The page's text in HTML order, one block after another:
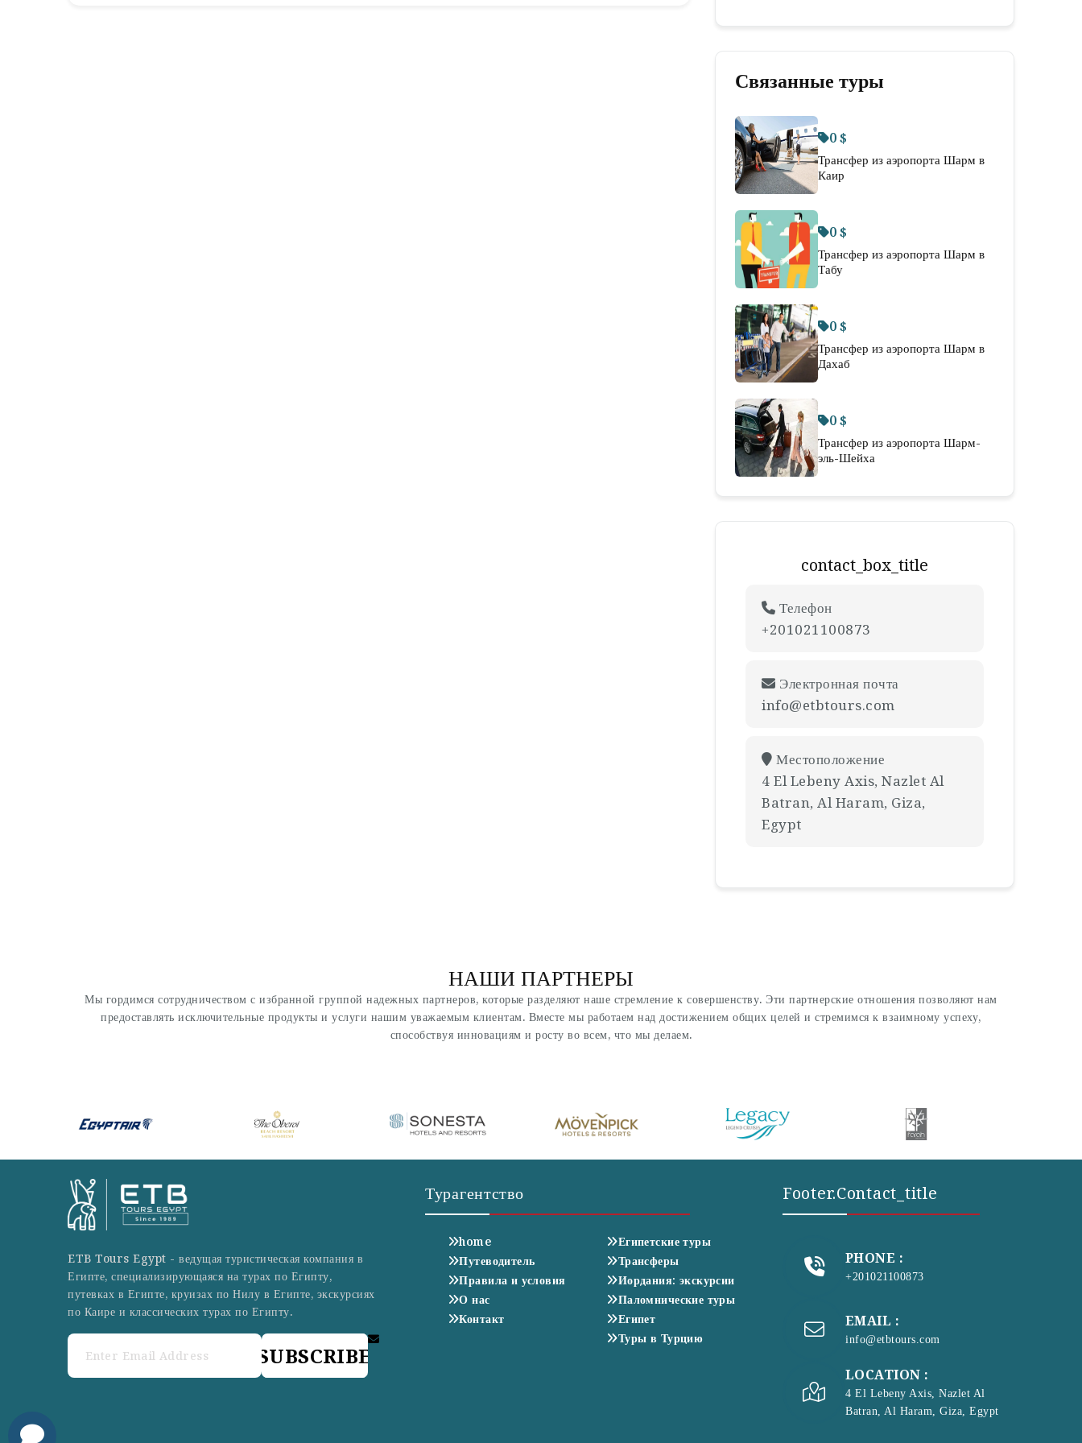
Связанные туры
0 $
Трансфер из аэропорта Шарм в
Каир
0 $
Трансфер из аэропорта Шарм в
Табу
0 $
Трансфер из аэропорта Шарм в
Дахаб
0 $
Трансфер из аэропорта Шарм-
эль-Шейха
contact_box_title
Телефон
+201021100873
Электронная почта
info@etbtours.com
Местоположение
4 El Lebeny Axis, Nazlet Al
Batran, Al Haram, Giza,
Egypt
НАШИ ПАРТНЕРЫ
Мы гордимся сотрудничеством с избранной группой надежных партнеров, которые разделяют наше стремление к совершенству. Эти партнерские отношения позволяют нам
предоставлять исключительные продукты и услуги нашим уважаемым клиентам. Вместе мы работаем над достижением общих целей и стремимся к взаимному успеху,
способствуя инновациям и росту во всем, что мы делаем.
ETB Tours Egypt - ведущая туристическая компания в
Египте, специализирующаяся на турах по Египту,
путевках в Египте, круизах по Нилу в Египте, экскурсиях
по Каире и классических турах по Египту.
SUBSCRIBE
Турагентство
home
Путеводитель
Правила и условия
О нас
Контакт
Египетские туры
Трансферы
Иордания: экскурсии
Паломнические туры
Египет
Туры в Турцию
Footer.contact_title
PHONE :
+201021100873
EMAIL :
info@etbtours.com
LOCATION :
4 El Lebeny Axis, Nazlet Al
Batran, Al Haram, Giza, Egypt